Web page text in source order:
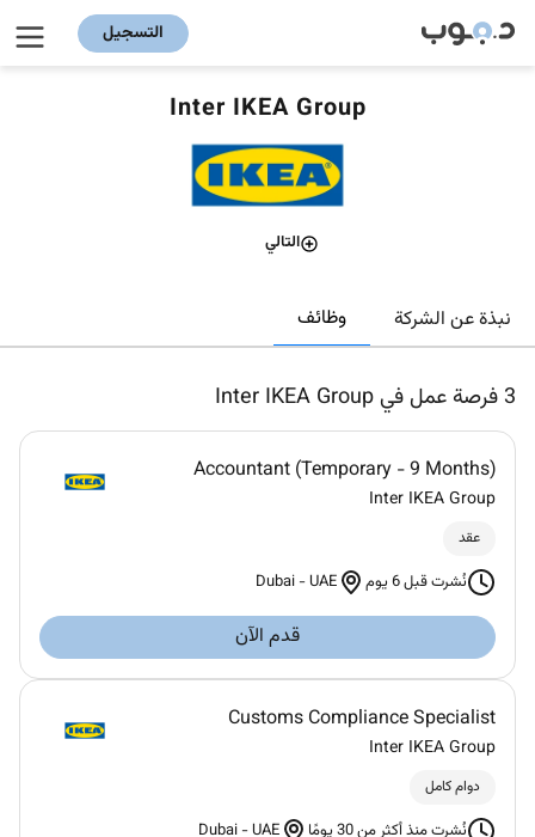
التسجيل
Inter IKEA Group
التالي
نبذة عن الشركة وظائف
3 فرصة عمل في Inter IKEA Group
Accountant (Temporary - 9 Months)
Inter IKEA Group
عقد
نُشرت قبل 6 يوم Dubai -UAE
قدم الآن
Customs Compliance Specialist
Inter IKEA Group
دوام كامل
نُشرت منذ أكثر من 30 يومًا Dubai -UAE